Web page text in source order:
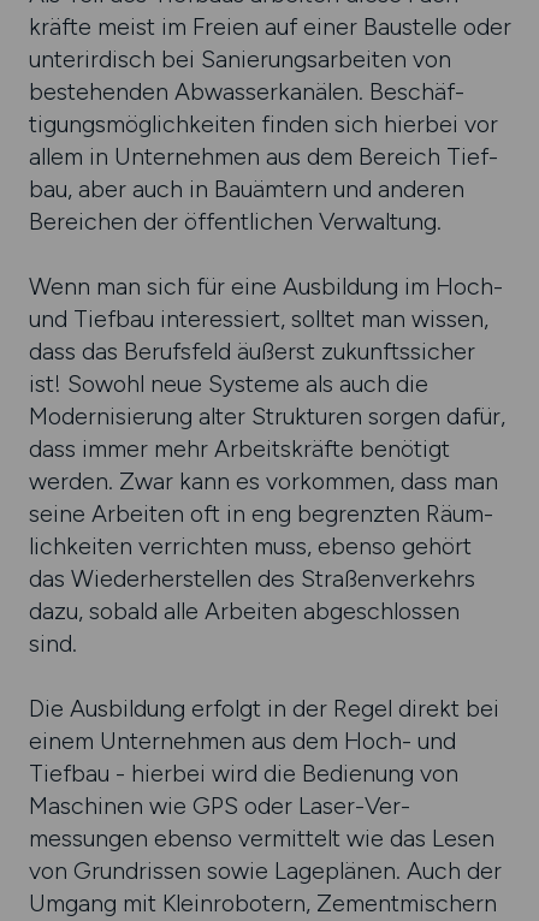
kräfte meist im Freien auf einer Bau­stelle oder
unter­irdisch bei Sanie­rungs­arbeiten von
beste­henden Abwasser­kanälen. Beschäf­
tigungs­mög­lich­keiten finden sich hier­bei vor
allem in Unter­nehmen aus dem Bereich Tief­
bau, aber auch in Bau­ämtern und anderen
Berei­chen der öffent­lichen Ver­waltung.
Wenn man sich für eine Ausbildung im Hoch-
und Tief­bau interes­siert, solltet man wissen,
dass das Berufs­feld äußerst zukunfts­sicher
ist! Sowohl neue Systeme als auch die
Moderni­sierung alter Struk­turen sorgen dafür,
dass immer mehr Arbeits­kräfte benötigt
werden. Zwar kann es vor­kommen, dass man
seine Arbeiten oft in eng begrenz­ten Räum­
lich­keiten ver­rich­ten muss, ebenso gehört
das Wieder­her­stellen des Straßen­ver­kehrs
dazu, sobald alle Arbei­ten abge­schlossen
sind.
Die Ausbildung erfolgt in der Regel direkt bei
einem Unter­nehmen aus dem Hoch- und
Tief­bau - hier­bei wird die Bedie­nung von
Maschi­nen wie GPS oder Laser-Ver­
messungen ebenso ver­mittelt wie das Lesen
von Grund­rissen sowie Lage­plänen. Auch der
Umgang mit Klein­robo­tern, Zement­mischern